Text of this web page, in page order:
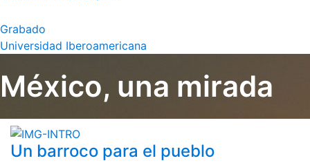
Grabado
Universidad Iberoamericana
México, una mirada
Un barroco para el pueblo